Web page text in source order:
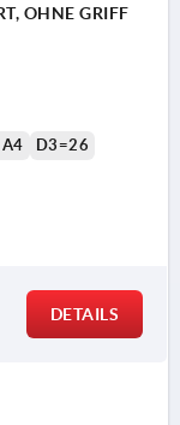
OHNE GRIFF
A4
D3=26
DETAILS